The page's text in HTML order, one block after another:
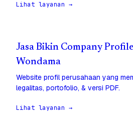
Lihat layanan →
Jasa Bikin Company
Wondama
Website profil perusahaan yang
legalitas, portofolio, & versi PDF.
Lihat layanan →